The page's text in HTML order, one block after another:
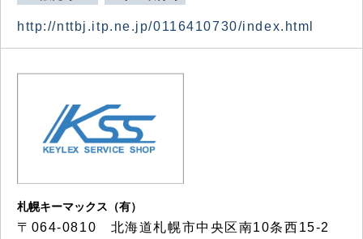
http://nttbj.itp.ne.jp/0116410730/index.html
札幌キーマックス（有）
〒064-0810 北海道札幌市中央区南10条西15-2